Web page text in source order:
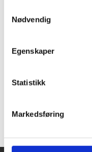
Nødvendig
Egenskaper
Statistikk
Markedsføring
E-post: